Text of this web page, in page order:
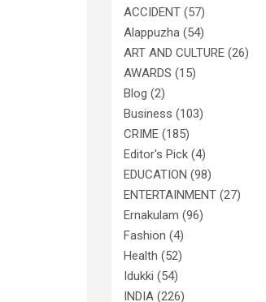
ACCIDENT (57)
Alappuzha (54)
ART AND CULTURE (26)
AWARDS (15)
Blog (2)
Business (103)
CRIME (185)
Editor's Pick (4)
EDUCATION (98)
ENTERTAINMENT (27)
Ernakulam (96)
Fashion (4)
Health (52)
Idukki (54)
INDIA (226)